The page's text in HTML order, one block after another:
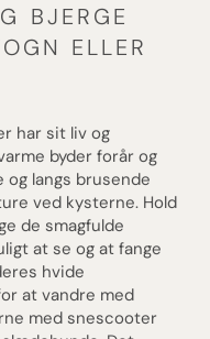
BJERGE
ELLER
har sit liv og
byder forår og
langs brusende
ved kysterne. Hold
de smagfulde
at se og at fange
hvide
at vandre med
med snescooter